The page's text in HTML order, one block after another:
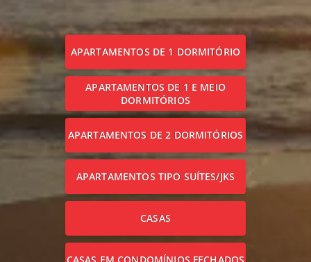
APARTAMENTOS DE 1 DORMITÓRIO
APARTAMENTOS DE 1 E MEIO
DORMITÓRIOS
APARTAMENTOS DE 2 DORMITÓRIOS
APARTAMENTOS TIPO SUÍTES/JKS
CASAS